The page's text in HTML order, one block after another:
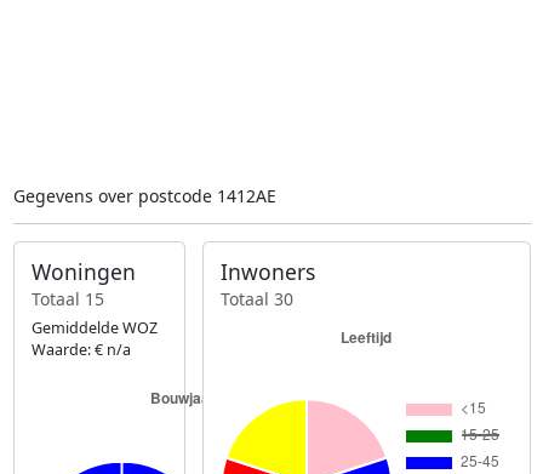
Gegevens over postcode 1412AE
Woningen
Totaal 15
Gemiddelde WOZ
Waarde: € n/a
Inwoners
Totaal 30